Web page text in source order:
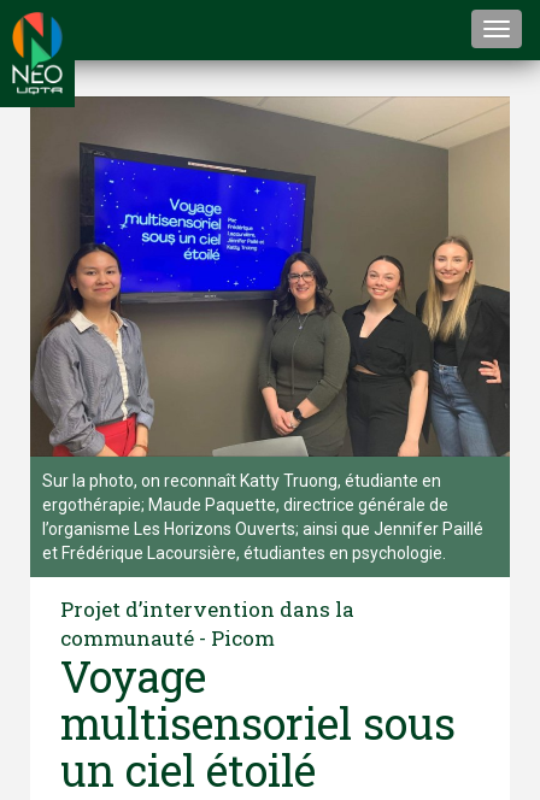
Sur la photo, on reconnaît Katty Truong, étudiante en
ergothérapie; Maude Paquette, directrice générale de
l’organisme Les Horizons Ouverts; ainsi que Jennifer Paillé
et Frédérique Lacoursière, étudiantes en psychologie.
Projet d’intervention dans la
communauté - Picom
Voyage
multisensoriel sous
un ciel étoilé